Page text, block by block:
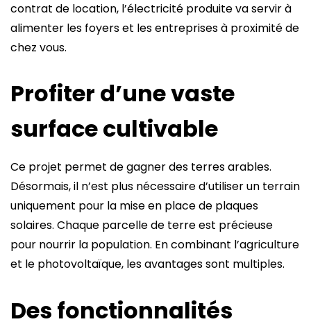
contrat de location, l’électricité produite va servir à
alimenter les foyers et les entreprises à proximité de
chez vous.
Profiter d’une vaste
surface cultivable
Ce projet permet de gagner des terres arables.
Désormais, il n’est plus nécessaire d’utiliser un terrain
uniquement pour la mise en place de plaques
solaires. Chaque parcelle de terre est précieuse
pour nourrir la population. En combinant l’agriculture
et le photovoltaïque, les avantages sont multiples.
Des fonctionnalités